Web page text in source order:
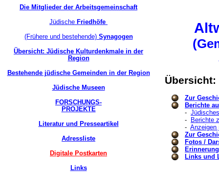
Die Mitglieder der Arbeitsgemeinschaft
Jüdische Friedhöfe
(Frühere und bestehende)Synagogen
Übersicht: Jüdische Kulturdenkmale in der
Region
Bestehende jüdische Gemeinden in der Region
Jüdische Museen
FORSCHUNGS-
PROJEKTE
Literatur und Presseartikel
Adressliste
Digitale Postkarten
Links
Übersicht:
Zur
Berichte
-
-
Berichte
- Anzeigen
Zur
Fotos /
Links und